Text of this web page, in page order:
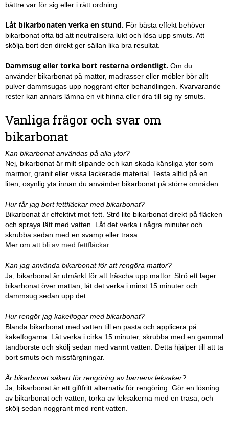
bättre var för sig eller i rätt ordning.
Låt bikarbonaten verka en stund. För bästa effekt behöver
bikarbonat ofta tid att neutralisera lukt och lösa upp smuts. Att
skölja bort den direkt ger sällan lika bra resultat.
Dammsug eller torka bort resterna ordentligt. Om du
använder bikarbonat på mattor, madrasser eller möbler bör allt
pulver dammsugas upp noggrant efter behandlingen. Kvarvarande
rester kan annars lämna en vit hinna eller dra till sig ny smuts.
Vanliga frågor och svar om
bikarbonat
Kan bikarbonat användas på alla ytor?
Nej, bikarbonat är milt slipande och kan skada känsliga ytor som
marmor, granit eller vissa lackerade material. Testa alltid på en
liten, osynlig yta innan du använder bikarbonat på större områden.
Hur får jag bort fettfläckar med bikarbonat?
Bikarbonat är effektivt mot fett. Strö lite bikarbonat direkt på fläcken
och spraya lätt med vatten. Låt det verka i några minuter och
skrubba sedan med en svamp eller trasa.
Mer om att bli av med fettfläckar
Kan jag använda bikarbonat för att rengöra mattor?
Ja, bikarbonat är utmärkt för att fräscha upp mattor. Strö ett lager
bikarbonat över mattan, låt det verka i minst 15 minuter och
dammsug sedan upp det.
Hur rengör jag kakelfogar med bikarbonat?
Blanda bikarbonat med vatten till en pasta och applicera på
kakelfogarna. Låt verka i cirka 15 minuter, skrubba med en gammal
tandborste och skölj sedan med varmt vatten. Detta hjälper till att ta
bort smuts och missfärgningar.
Är bikarbonat säkert för rengöring av barnens leksaker?
Ja, bikarbonat är ett giftfritt alternativ för rengöring. Gör en lösning
av bikarbonat och vatten, torka av leksakerna med en trasa, och
skölj sedan noggrant med rent vatten.